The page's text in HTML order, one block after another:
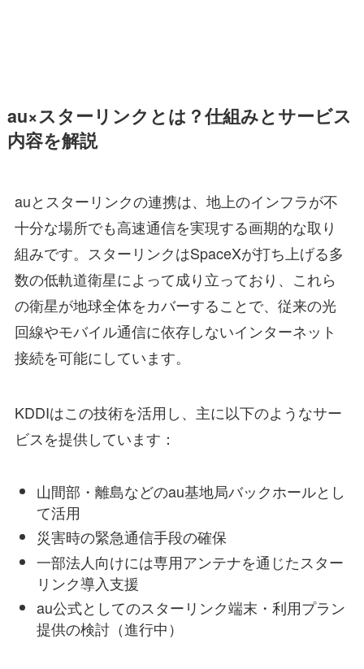
au×スターリンクとは？仕組みとサービス
内容を解説
auとスターリンクの連携は、地上のインフラが不
十分な場所でも高速通信を実現する画期的な取り
組みです。スターリンクはSpaceXが打ち上げる多
数の低軌道衛星によって成り立っており、これら
の衛星が地球全体をカバーすることで、従来の光
回線やモバイル通信に依存しないインターネット
接続を可能にしています。
KDDIはこの技術を活用し、主に以下のようなサー
ビスを提供しています：
山間部・離島などのau基地局バックホールとし
て活用
災害時の緊急通信手段の確保
一部法人向けには専用アンテナを通じたスター
リンク導入支援
au公式としてのスターリンク端末・利用プラン
提供の検討（進行中）